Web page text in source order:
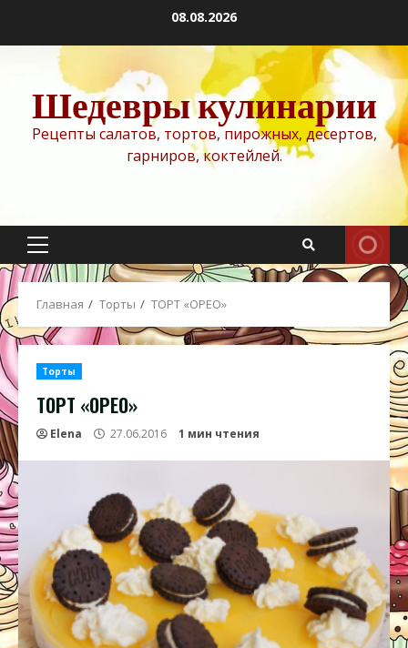
содержимому
08.08.2026
Шедевры кулинарии
Рецепты салатов, тортов, пирожных, десертов,
гарниров, коктейлей.
Основное
меню
Главная Торты ТОРТ «ОРЕО»
Торты
ТОРТ «ОРЕО»
Elena 27.06.2016 1 мин чтения